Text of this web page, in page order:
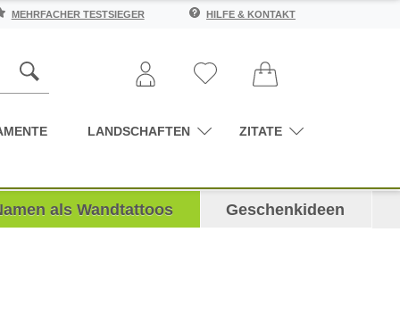
MEHRFACHER TESTSIEGER HILFE & KONTAKT
LANDSCHAFTEN ZITATE
als Wandtattoos Geschenkideen